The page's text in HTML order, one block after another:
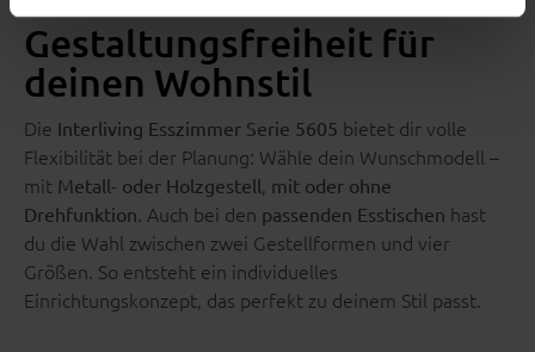
Gestaltungsfreiheit für
deinen Wohnstil
Die Interliving Esszimmer Serie 5605 bietet dir volle
Flexibilität bei der Planung: Wähle dein Wunschmodell –
mit Metall- oder Holzgestell, mit oder ohne
Drehfunktion. Auch bei den passenden Esstischen hast
du die Wahl zwischen zwei Gestellformen und vier
Größen. So entsteht ein individuelles
Einrichtungskonzept, das perfekt zu deinem Stil passt.